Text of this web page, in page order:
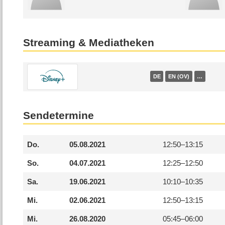
Streaming & Mediatheken
DE EN (OV) …
Sendetermine
Do. 05.08.2021 12:50–13:15
So. 04.07.2021 12:25–12:50
Sa. 19.06.2021 10:10–10:35
Mi. 02.06.2021 12:50–13:15
Mi. 26.08.2020 05:45–06:00